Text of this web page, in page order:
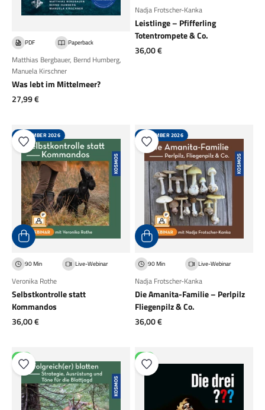
PDF Paperback
Matthias Bergbauer, Bernd Humberg,
Manuela Kirschner
Was lebt im Mittelmeer?
Angebot
27,99 €
Nadja Frotscher-Kanka
Leistlinge – Pfifferling
Totentrompete & Co.
Angebot
36,00 €
SEPTEMBER 2026
90 Min Live-Webinar
Veronika Rothe
Selbstkontrolle statt
Kommandos
Angebot
36,00 €
SEPTEMBER 2026
90 Min Live-Webinar
Nadja Frotscher-Kanka
Die Amanita-Familie – Perlpilz
Fliegenpilz & Co.
Angebot
36,00 €
NEU NEU